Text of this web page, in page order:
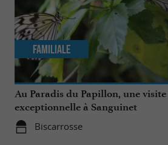
Au Paradis du Papillon, une visite
exceptionnelle à Sanguinet
Biscarrosse
Familiale